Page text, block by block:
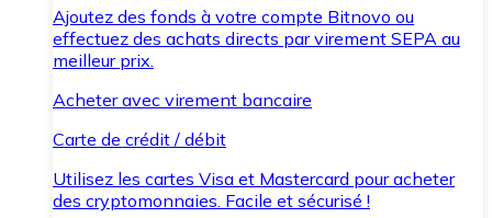
Ajoutez des fonds à votre compte Bitnovo ou
effectuez des achats directs par virement SEPA au
meilleur prix.
Acheter avec virement bancaire
Carte de crédit / débit
Utilisez les cartes Visa et Mastercard pour acheter
des cryptomonnaies. Facile et sécurisé !